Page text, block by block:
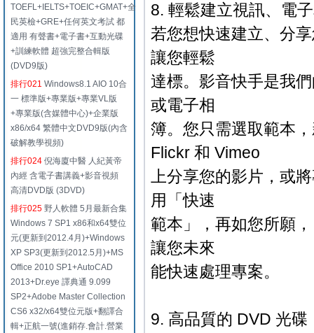
TOEFL+IELTS+TOEIC+GMAT+全
民英檢+GRE+任何英文考試 都
適用 有聲書+電子書+互動光碟
+訓練軟體 超強完整合輯版
(DVD9版)
排行021 Windows8.1 AIO 10合
一 標準版+專業版+專業VL版
+專業版(含媒體中心)+企業版
x86/x64 繁體中文DVD9版(內含
破解教學視頻)
排行024 倪海廈中醫 人紀黃帝
內經 含電子書講義+影音視頻
高清DVD版 (3DVD)
排行025 野人軟體 5月最新合集
Windows 7 SP1 x86和x64雙位
元(更新到2012.4月)+Windows
XP SP3(更新到2012.5月)+MS
Office 2010 SP1+AutoCAD
2013+Dr.eye 譯典通 9.099
SP2+Adobe Master Collection
CS6 x32/x64雙位元版+翻譯合
輯+正航一號(進銷存.會計.營業
8. 輕鬆建立視訊、電
若您想快速建立、分
讓您輕鬆
達標。影音快手是我
或電子相
簿。您只需選取範本
Flickr 和 Vimeo
上分享您的影片，或
用「快速
範本」，再如您所願
讓您未來
能快速處理專案。
9. 高品質的 DVD 光碟